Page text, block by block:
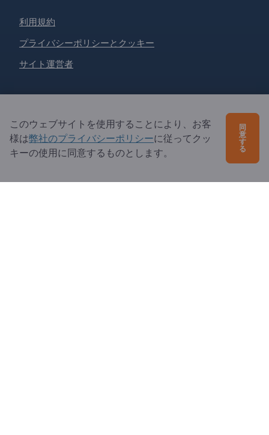
利用規約
プライバシーポリシーとクッキー
サイト運営者
パートナーとして登録
ニュースレターを購読する
このウェブサイトを使用することにより、お客
様は弊社のプライバシーポリシーに従ってクッ
キーの使用に同意するものとします。
同
意
す
る